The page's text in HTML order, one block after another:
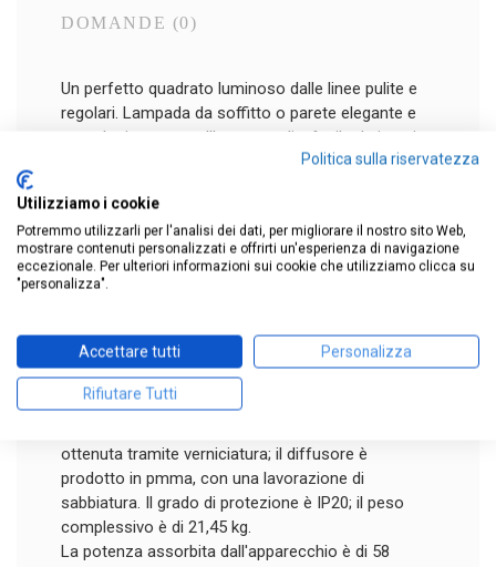
DOMANDE (0)
Un perfetto quadrato luminoso dalle linee pulite e
regolari. Lampada da soffitto o parete elegante e
tecnologicamente all’avanguardia, facile da inserire
all’interno dello spazio residenziale o
La sorgente luminosa LED da 58W emette una
quantità di luce notevole, ben 4669 lumen (versione
3000K). La luce è bianca calda (2700K/3000K).
La scocca di Tara Maxi è dotata di un aggancio
di sicurezza.
La lampada è dimmerabile in taglio di fase (dimmer
non incluso).
Il corpo dell'apparecchio, realizzato in alluminio,
ottenuta tramite verniciatura; il diffusore è
prodotto in pmma, con una lavorazione di
sabbiatura. Il grado di protezione è IP20; il peso
complessivo è di 21,45 kg.
La potenza assorbita dall'apparecchio è di 58
Politica sulla riservatezza
Utilizziamo i cookie
Potremmo utilizzarli per l'analisi dei dati, per migliorare il nostro sito Web,
mostrare contenuti personalizzati e offrirti un'esperienza di navigazione
eccezionale. Per ulteriori informazioni sui cookie che utilizziamo clicca su
"personalizza".
Accettare tutti Personalizza
Rifiutare Tutti